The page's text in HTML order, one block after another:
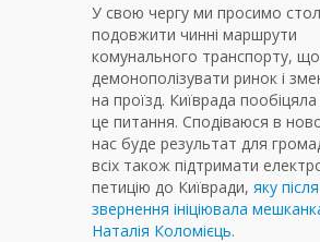
У свою чергу ми просимо
подовжити чинні маршрути
комунального транспорту,
демонополізувати ринок і
на проїзд. Київрада
це питання. Сподіваюся в
нас буде результат для
всіх також підтримати
петицію до Київради, яку
звернення ініціювала
Наталія Коломієць.